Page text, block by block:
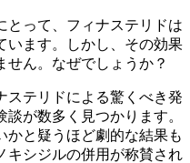
とって、フィナステリドは
います。しかし、その効果
せん。なぜでしょうか？
ステリドによる驚くべき発
が数多く見つかります。
かと疑うほど劇的な結果も
キシジルの併用が称賛され